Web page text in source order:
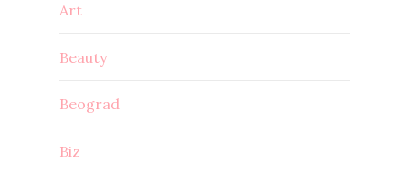
Art
Beauty
Beograd
Biz